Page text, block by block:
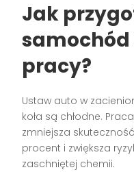
Jak
samochód
pracy?
Ustaw auto w
koła są chłodne.
zmniejsza
procent i zwiększa
zaschniętej chemii.